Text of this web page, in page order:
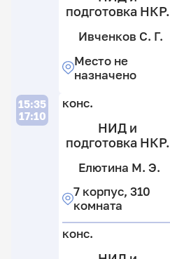
подготовка НКР.
Ивченков С. Г.
Место не
назначено
15:35
17:10
конс.
НИД и
подготовка НКР.
Елютина М. Э.
7 корпус, 310
комната
конс.